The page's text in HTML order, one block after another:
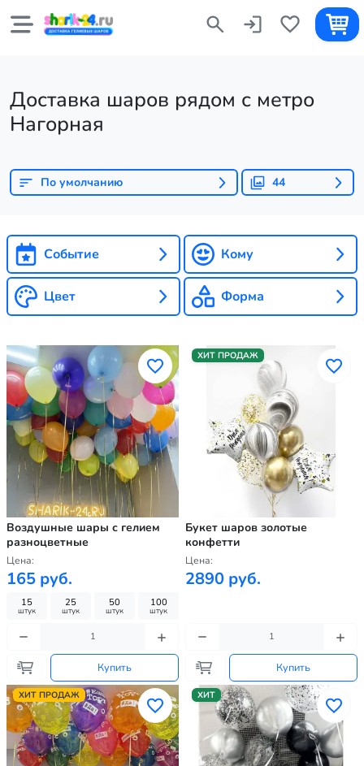
Доставка шаров рядом с метро
Нагорная
По умолчанию 44
Событие Кому
Цвет Форма
Воздушные шары с гелием
разноцветные
Цена:
165 руб.
15
штук
25
штук
50
штук
100
штук
Купить
ХИТ ПРОДАЖ
Букет шаров золотые
конфетти
Цена:
2890 руб.
Купить
ХИТ ПРОДАЖ ХИТ